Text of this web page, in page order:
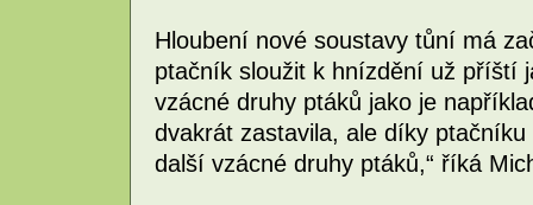
Hloubení nové soustavy tůní má
ptačník sloužit k hnízdění už příští
vzácné druhy ptáků jako je
dvakrát zastavila, ale díky
další vzácné druhy ptáků,“ říká